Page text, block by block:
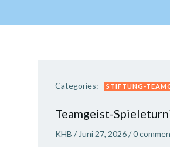
Categories: STIFTUNG-
Teamgeist-
KHB / Juni 27, 2026/0